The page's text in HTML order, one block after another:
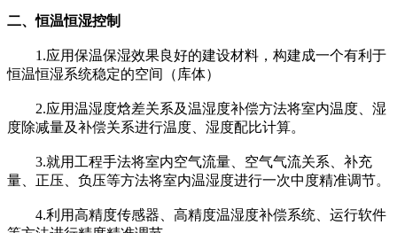
二、恒温恒湿控制
1.应用保温保湿效果良好的建设材料，构建成一个有利于
恒温恒湿系统稳定的空间（库体）
2.应用温湿度焓差关系及温湿度补偿方法将室内温度、湿
度除减量及补偿关系进行温度、湿度配比计算。
3.就用工程手法将室内空气流量、空气气流关系、补充
量、正压、负压等方法将室内温湿度进行一次中度精准调节。
4.利用高精度传感器、高精度温湿度补偿系统、运行软件